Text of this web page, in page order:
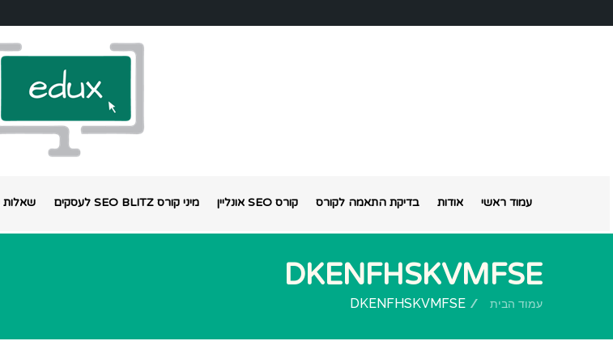
עמוד ראשי אודות בדיקת התאמה לקורס קורס SEO אונליין מיני קורס SEO BLITZ לעסקים שאלות
DKENFHSKVMFSE
עמוד הבית DKENFHSKVMFSE